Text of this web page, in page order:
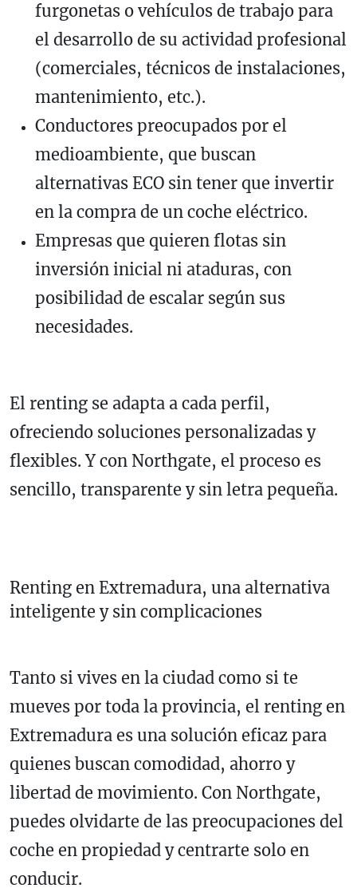
furgonetas o vehículos de trabajo para
el desarrollo de su actividad profesional
(comerciales, técnicos de instalaciones,
mantenimiento, etc.).
Conductores preocupados por el
medioambiente, que buscan
alternativas ECO sin tener que invertir
en la compra de un coche eléctrico.
Empresas que quieren flotas sin
inversión inicial ni ataduras, con
posibilidad de escalar según sus
necesidades.
El renting se adapta a cada perfil,
ofreciendo soluciones personalizadas y
flexibles. Y con Northgate, el proceso es
sencillo, transparente y sin letra pequeña.
Renting en Extremadura, una alternativa
inteligente y sin complicaciones
Tanto si vives en la ciudad como si te
mueves por toda la provincia, el renting en
Extremadura es una solución eficaz para
quienes buscan comodidad, ahorro y
libertad de movimiento. Con Northgate,
puedes olvidarte de las preocupaciones del
coche en propiedad y centrarte solo en
conducir.